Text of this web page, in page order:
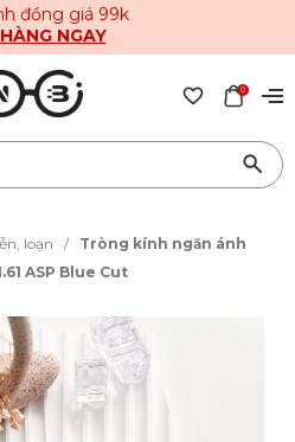
đồng giá 99k
NGAY
0
loạn /
Tròng kính ngăn ánh
ASP Blue Cut